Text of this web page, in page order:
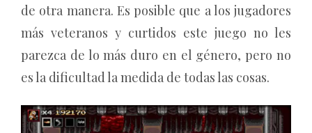
de otra manera. Es posible que a los jugadores
más veteranos y curtidos este juego no les
parezca de lo más duro en el género, pero no
es la dificultad la medida de todas las cosas.